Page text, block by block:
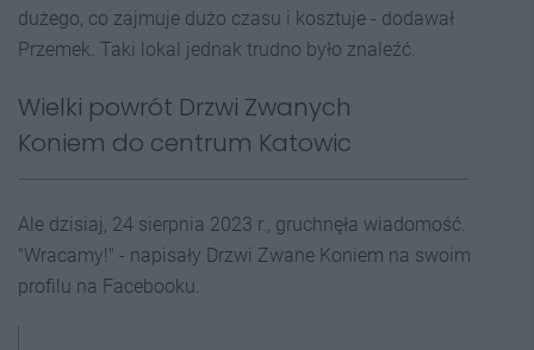
dużego, co zajmuje dużo czasu i kosztuje - dodawał
Przemek. Taki lokal jednak trudno było znaleźć.
Wielki powrót Drzwi Zwanych
Koniem do centrum Katowic
Ale dzisiaj, 24 sierpnia 2023 r., gruchnęła wiadomość.
"Wracamy!" - napisały Drzwi Zwane Koniem na swoim
profilu na Facebooku.